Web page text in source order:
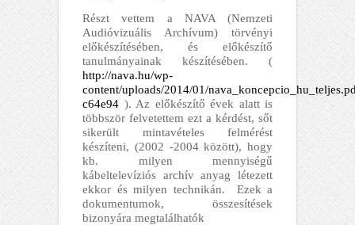
Részt vettem a NAVA (Nemzeti
Audióvizuális Archívum) törvényi
előkészítésében, és előkészítő
tanulmányainak készítésében. (
http://nava.hu/wp-
content/uploads/2014/01/
c64e94 ). Az előkészítő évek alatt is
többször felvetettem ezt a kérdést, sőt
sikerült mintavételes felmérést
készíteni, (2002 -2004 között), hogy
kb. milyen mennyiségű
kábeltelevíziós archív anyag létezett
ekkor és milyen technikán. Ezek a
dokumentumok, összesítések
bizonyára megtalálhatók